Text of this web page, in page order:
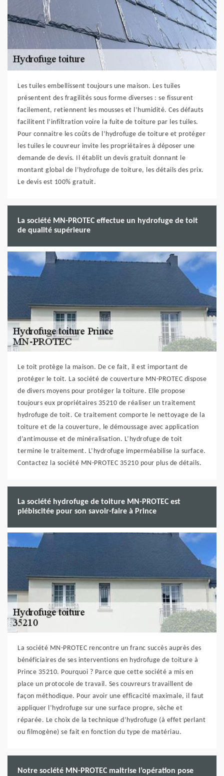
Les tuiles embellissent toujours une maison. Les tuiles
présentent des fragilités sous forme diverses : se fissurent
facilement, retiennent les mousses et l’humidité. Ces défauts
facilitent l’infiltration voire la fuite de toiture par les tuiles.
Pour connaitre les coûts de l’hydrofuge de toiture et protéger
les tuiles le couvreur invite les propriétaires à déposer une
demande de devis. Il établit un devis gratuit donnant le
montant global de l’hydrofuge de toiture, les détails des prix.
Le devis est 100% gratuit.
La société MN-PROTEC effectue un hydrofuge de toit
de qualité supérieure
Le toit protège la maison. De ce fait, il est important de
protéger le toit. La société de couverture MN-PROTEC dispose
de divers moyens pour protéger la toiture. Elle propose
toujours eux propriétaires 35210 de réaliser un traitement
hydrofuge de toit. Ce traitement comporte le nettoyage de la
toiture et de la couverture, le démoussage avec application
d’antimousse et de minéralisation. L’hydrofuge de toit
termine le traitement. L’hydrofuge imperméabilise la surface.
Contactez la société MN-PROTEC 35210 pour plus de détails.
La société hydrofuge de toiture MN-PROTEC est
plébiscitée pour son savoir-faire à Prince
La société MN-PROTEC rencontre un franc succès auprès des
bénéficiaires de ses interventions en hydrofuge de toiture à
Prince 35210. Pourquoi ? Parce que cette société a mis en
place un protocole de travail. Ses couvreurs travaillent de
façon méthodique. Pour avoir une efficacité maximale, il faut
appliquer l’hydrofuge sur une surface propre, sèche et
réparée. Le choix de la technique d’hydrofuge (à effet perlant
ou filmogène) se fait en fonction du type de matériau.
Notre société MN-PROTEC maitrise l’opération pose